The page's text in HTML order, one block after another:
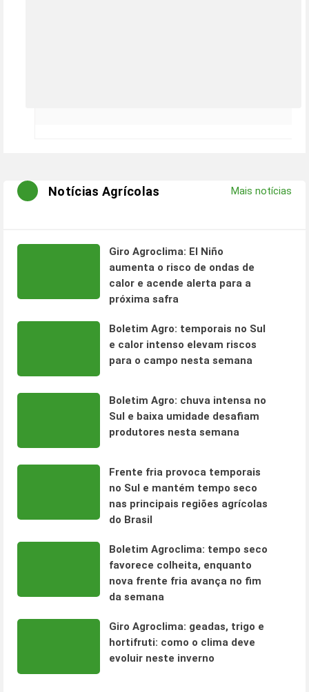
Notícias Agrícolas Mais notícias
Giro Agroclima: El Niño
aumenta o risco de ondas de
calor e acende alerta para a
próxima safra
Boletim Agro: temporais no Sul
e calor intenso elevam riscos
para o campo nesta semana
Boletim Agro: chuva intensa no
Sul e baixa umidade desafiam
produtores nesta semana
Frente fria provoca temporais
no Sul e mantém tempo seco
nas principais regiões agrícolas
do Brasil
Boletim Agroclima: tempo seco
favorece colheita, enquanto
nova frente fria avança no fim
da semana
Giro Agroclima: geadas, trigo e
hortifruti: como o clima deve
evoluir neste inverno